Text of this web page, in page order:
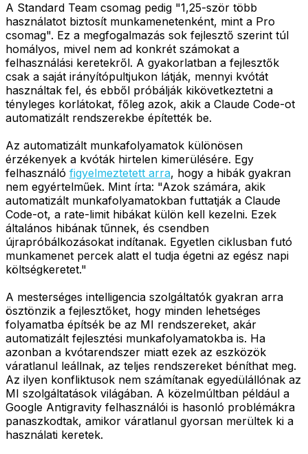
A Standard Team csomag pedig "1,25-ször több
használatot biztosít munkamenetenként, mint a Pro
csomag". Ez a megfogalmazás sok fejlesztő szerint túl
homályos, mivel nem ad konkrét számokat a
felhasználási keretekről. A gyakorlatban a fejlesztők
csak a saját irányítópultjukon látják, mennyi kvótát
használtak fel, és ebből próbálják kikövetkeztetni a
tényleges korlátokat, főleg azok, akik a Claude Code-ot
automatizált rendszerekbe építették be.
Az automatizált munkafolyamatok különösen
érzékenyek a kvóták hirtelen kimerülésére. Egy
felhasználó figyelmeztetett arra, hogy a hibák gyakran
nem egyértelműek. Mint írta: "Azok számára, akik
automatizált munkafolyamatokban futtatják a Claude
Code-ot, a rate-limit hibákat külön kell kezelni. Ezek
általános hibának tűnnek, és csendben
újrapróbálkozásokat indítanak. Egyetlen ciklusban futó
munkamenet percek alatt el tudja égetni az egész napi
költségkeretet."
A mesterséges intelligencia szolgáltatók gyakran arra
ösztönzik a fejlesztőket, hogy minden lehetséges
folyamatba építsék be az MI rendszereket, akár
automatizált fejlesztési munkafolyamatokba is. Ha
azonban a kvótarendszer miatt ezek az eszközök
váratlanul leállnak, az teljes rendszereket béníthat meg.
Az ilyen konfliktusok nem számítanak egyedülállónak az
MI szolgáltatások világában. A közelmúltban például a
Google Antigravity felhasználói is hasonló problémákra
panaszkodtak, amikor váratlanul gyorsan merültek ki a
használati keretek.